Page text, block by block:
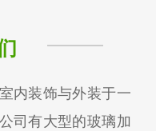
内装饰与外装于一
司有大型的玻璃加